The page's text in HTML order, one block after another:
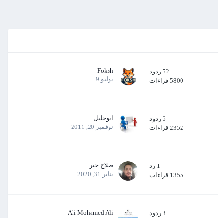
52 ردود
5800 قراءات
Foksh
يوليو 9
6 ردود
2352 قراءات
ابوخليل
نوفمبر 20, 2011
1 رد
1355 قراءات
صلاح جبر
يناير 31, 2020
3 ردود
Ali Mohamed Ali